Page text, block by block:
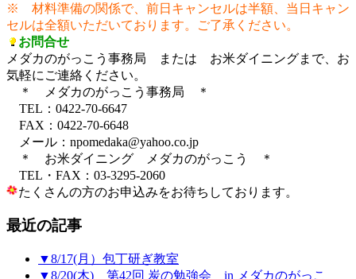
※ 材料準備の関係で、前日キャンセルは半額、当日キャン
セルは全額いただいております。ご了承ください。
お問合せ
メダカのがっこう事務局 または お米ダイニングまで、お
気軽にご連絡ください。
＊ メダカのがっこう事務局 ＊
TEL：0422-70-6647
FAX：0422-70-6648
メール：npomedaka@yahoo.co.jp
＊ お米ダイニング メダカのがっこう ＊
TEL・FAX：03-3295-2060
たくさんの方のお申込みをお待ちしております。
最近の記事
▼8/17(月）包丁研ぎ教室
▼8/20(木) 第42回 炭の勉強会 in メダカのがっこ